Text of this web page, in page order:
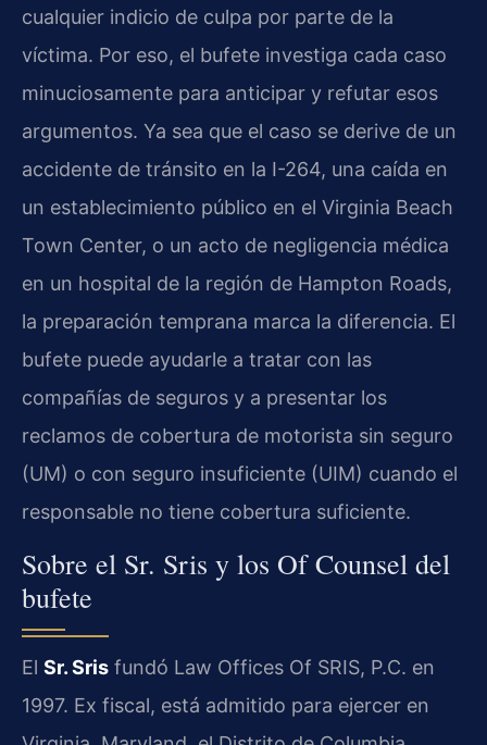
cualquier indicio de culpa por parte de la
víctima. Por eso, el bufete investiga cada caso
minuciosamente para anticipar y refutar esos
argumentos. Ya sea que el caso se derive de un
accidente de tránsito en la I-264, una caída en
un establecimiento público en el Virginia Beach
Town Center, o un acto de negligencia médica
en un hospital de la región de Hampton Roads,
la preparación temprana marca la diferencia. El
bufete puede ayudarle a tratar con las
compañías de seguros y a presentar los
reclamos de cobertura de motorista sin seguro
(UM) o con seguro insuficiente (UIM) cuando el
responsable no tiene cobertura suficiente.
Sobre el Sr. Sris y los Of Counsel del
bufete
El Sr. Sris fundó Law Offices Of SRIS, P.C. en
1997. Ex fiscal, está admitido para ejercer en